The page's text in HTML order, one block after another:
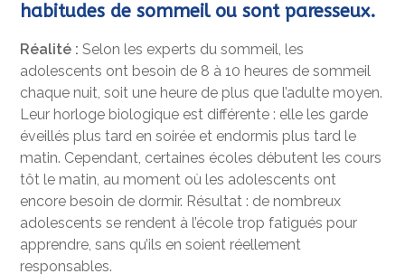
habitudes de sommeil ou sont paresseux.
Réalité : Selon les experts du sommeil, les
adolescents ont besoin de 8 à 10 heures de sommeil
chaque nuit, soit une heure de plus que l’adulte moyen.
Leur horloge biologique est différente : elle les garde
éveillés plus tard en soirée et endormis plus tard le
matin. Cependant, certaines écoles débutent les cours
tôt le matin, au moment où les adolescents ont
encore besoin de dormir. Résultat : de nombreux
adolescents se rendent à l’école trop fatigués pour
apprendre, sans qu’ils en soient réellement
responsables.